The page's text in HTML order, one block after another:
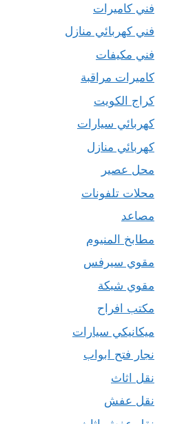
فني كاميرات
فني كهربائي منازل
فني مكيفات
كاميرات مراقبة
كراج الكويت
كهربائي سيارات
كهربائي منازل
محل عصير
محلات تلفونات
مصاعد
مطابخ المنيوم
مقوي سيرفس
مقوي شبكة
مكتب افراح
ميكانيكي سيارات
نجار فتح ابواب
نقل اثاث
نقل عفش